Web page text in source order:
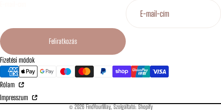
Feliratkozás
Fizetési módok
Rólam
Impresszum
© 2026 FindYourWay, Szolgáltató: Shopify